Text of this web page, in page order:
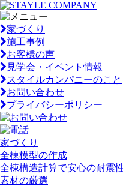
家づくり
施工事例
お客様の声
見学会・イベント情報
スタイルカンパニーのこと
お問い合わせ
プライバシーポリシー
家づくり
全棟模型の作成
全棟構造計算で安心の耐震
素材の厳選